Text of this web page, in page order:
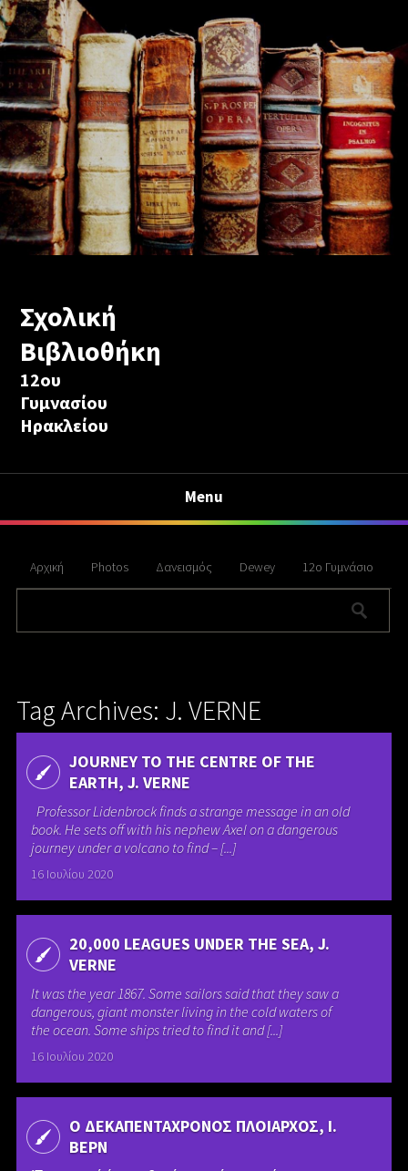
Σχολική
Βιβλιοθήκη
12ου
Γυμνασίου
Ηρακλείου
Menu
Αρχική Photos Δανεισμός Dewey 12ο Γυμνάσιο
Tag Archives: J. VERNE
JOURNEY TO THE CENTRE OF THE
EARTH, J. VERNE
Professor Lidenbrock finds a strange message in an old
book. He sets off with his nephew Axel on a dangerous
journey under a volcano to find – [...]
16 Ιουλίου 2020
20,000 LEAGUES UNDER THE SEA, J.
VERNE
It was the year 1867. Some sailors said that they saw a
dangerous, giant monster living in the cold waters of
the ocean. Some ships tried to find it and [...]
16 Ιουλίου 2020
Ο ΔΕΚΑΠΕΝΤΑΧΡΟΝΟΣ ΠΛΟΙΑΡΧΟΣ, Ι.
ΒΕΡΝ